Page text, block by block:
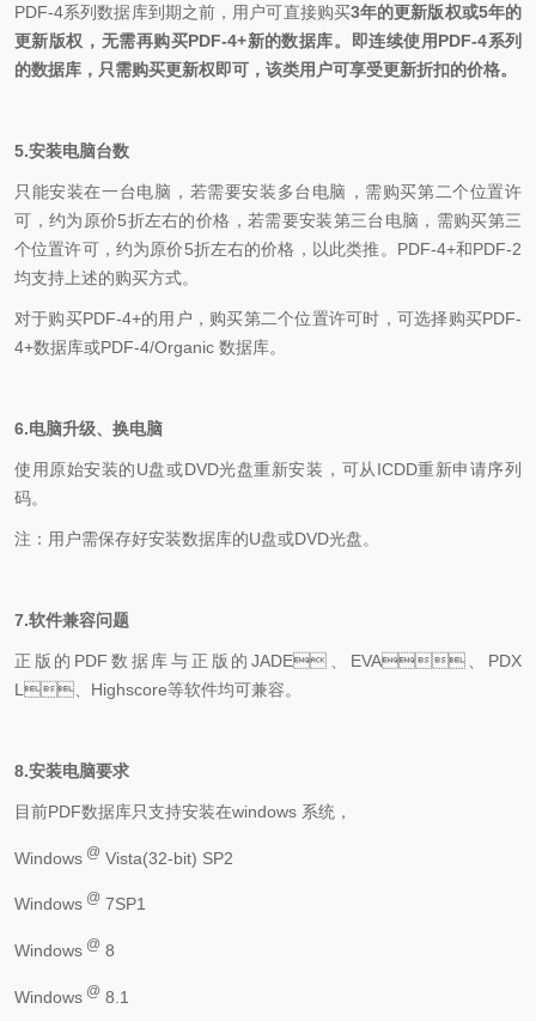
PDF-4系列数据库到期之前，用户可直接购买3年的更新版权或5年的
更新版权，无需再购买PDF-4+新的数据库。即连续使用PDF-4系列
的数据库，只需购买更新权即可，该类用户可享受更新折扣的价格。
5.安装电脑台数
只能安装在一台电脑，若需要安装多台电脑，需购买第二个位置许
可，约为原价5折左右的价格，若需要安装第三台电脑，需购买第三
个位置许可，约为原价5折左右的价格，以此类推。 PDF-4+和PDF-2
均支持上述的购买方式。
对于购买PDF-4+的用户，购买第二个位置许可时，可选择购买PDF-
4+数据库或PDF-4/Organic 数据库。
6.电脑升级、换电脑
使用原始安装的U盘或DVD光盘重新安装，可从 ICDD重新申请序列
码。
注：用户需保存好安装数据库的U盘或DVD光盘。
7.软件兼容问题
正版的 PDF 数据库与正版的JADE、 EVA、 PDX
L 、 Highscore等软件均可兼容。
8.安装电脑要求
目前PDF数据库只支持安装在windows 系统，
Windows @ Vista(32-bit) SP2
Windows @ 7SP1
Windows @ 8
Windows @ 8.1